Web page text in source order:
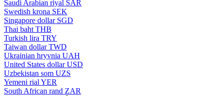
Saudi Arabian riyal SAR
Swedish krona SEK
Singapore dollar SGD
Thai baht THB
Turkish lira TRY
Taiwan dollar TWD
Ukrainian hryvnia UAH
United States dollar USD
Uzbekistan som UZS
Yemeni rial YER
South African rand ZAR